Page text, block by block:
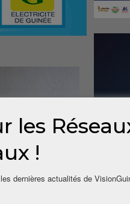
les
!
dernières actualités de